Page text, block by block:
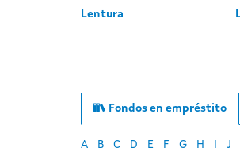
Lentura
Fondos en empréstito
A B C D E F G H J